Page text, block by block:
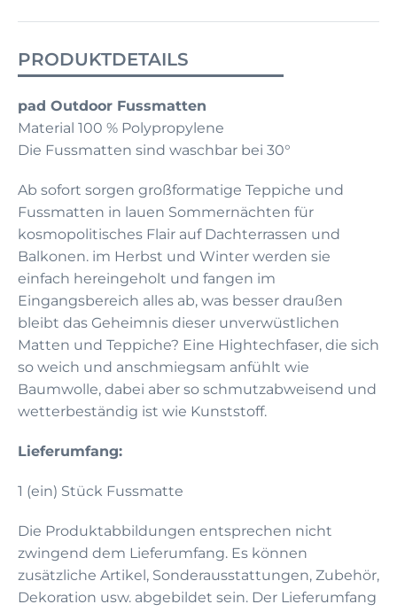
PRODUKTDETAILS
pad Outdoor Fussmatten
Material 100 % Polypropylene
Die Fussmatten sind waschbar bei 30°
Ab sofort sorgen großformatige Teppiche und
Fussmatten in lauen Sommernächten für
kosmopolitisches Flair auf Dachterrassen und
Balkonen. im Herbst und Winter werden sie
einfach hereingeholt und fangen im
Eingangsbereich alles ab, was besser draußen
bleibt das Geheimnis dieser unverwüstlichen
Matten und Teppiche? Eine Hightechfaser, die sich
so weich und anschmiegsam anfühlt wie
Baumwolle, dabei aber so schmutzabweisend und
wetterbeständig ist wie Kunststoff.
Lieferumfang:
1 (ein) Stück Fussmatte
Die Produktabbildungen entsprechen nicht
zwingend dem Lieferumfang. Es können
zusätzliche Artikel, Sonderausstattungen, Zubehör,
Dekoration usw. abgebildet sein. Der Lieferumfang